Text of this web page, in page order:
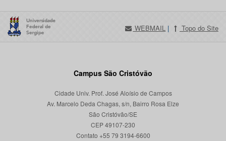
WEBMAIL | Topo do Site
Campus São Cristóvão
Cidade Univ. Prof. José Aloísio de Campos
Av. Marcelo Deda Chagas, s/n, Bairro Rosa Elze
São Cristóvão/SE
CEP 49107-230